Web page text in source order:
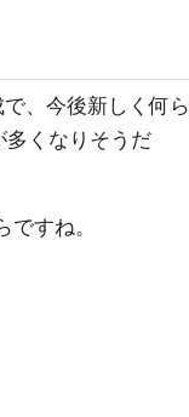
、今後新しく何ら
くなりそうだ
すね。